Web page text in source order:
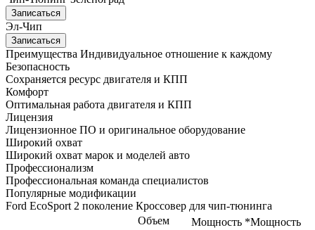
Записаться
Эл-Чип
Записаться
Преимущества Индивидуальное отношение к каждому
Безопасность
Сохраняется ресурс двигателя и КПП
Комфорт
Оптимальная работа двигателя и КПП
Лицензия
Лицензионное ПО и оригинальное оборудование
Широкий охват
Широкий охват марок и моделей авто
Профессионализм
Профессиональная команда специалистов
Популярные модификации
Ford EcoSport 2 поколение Кроссовер для чип-тюнинга
Объем
Мощность *Мощность